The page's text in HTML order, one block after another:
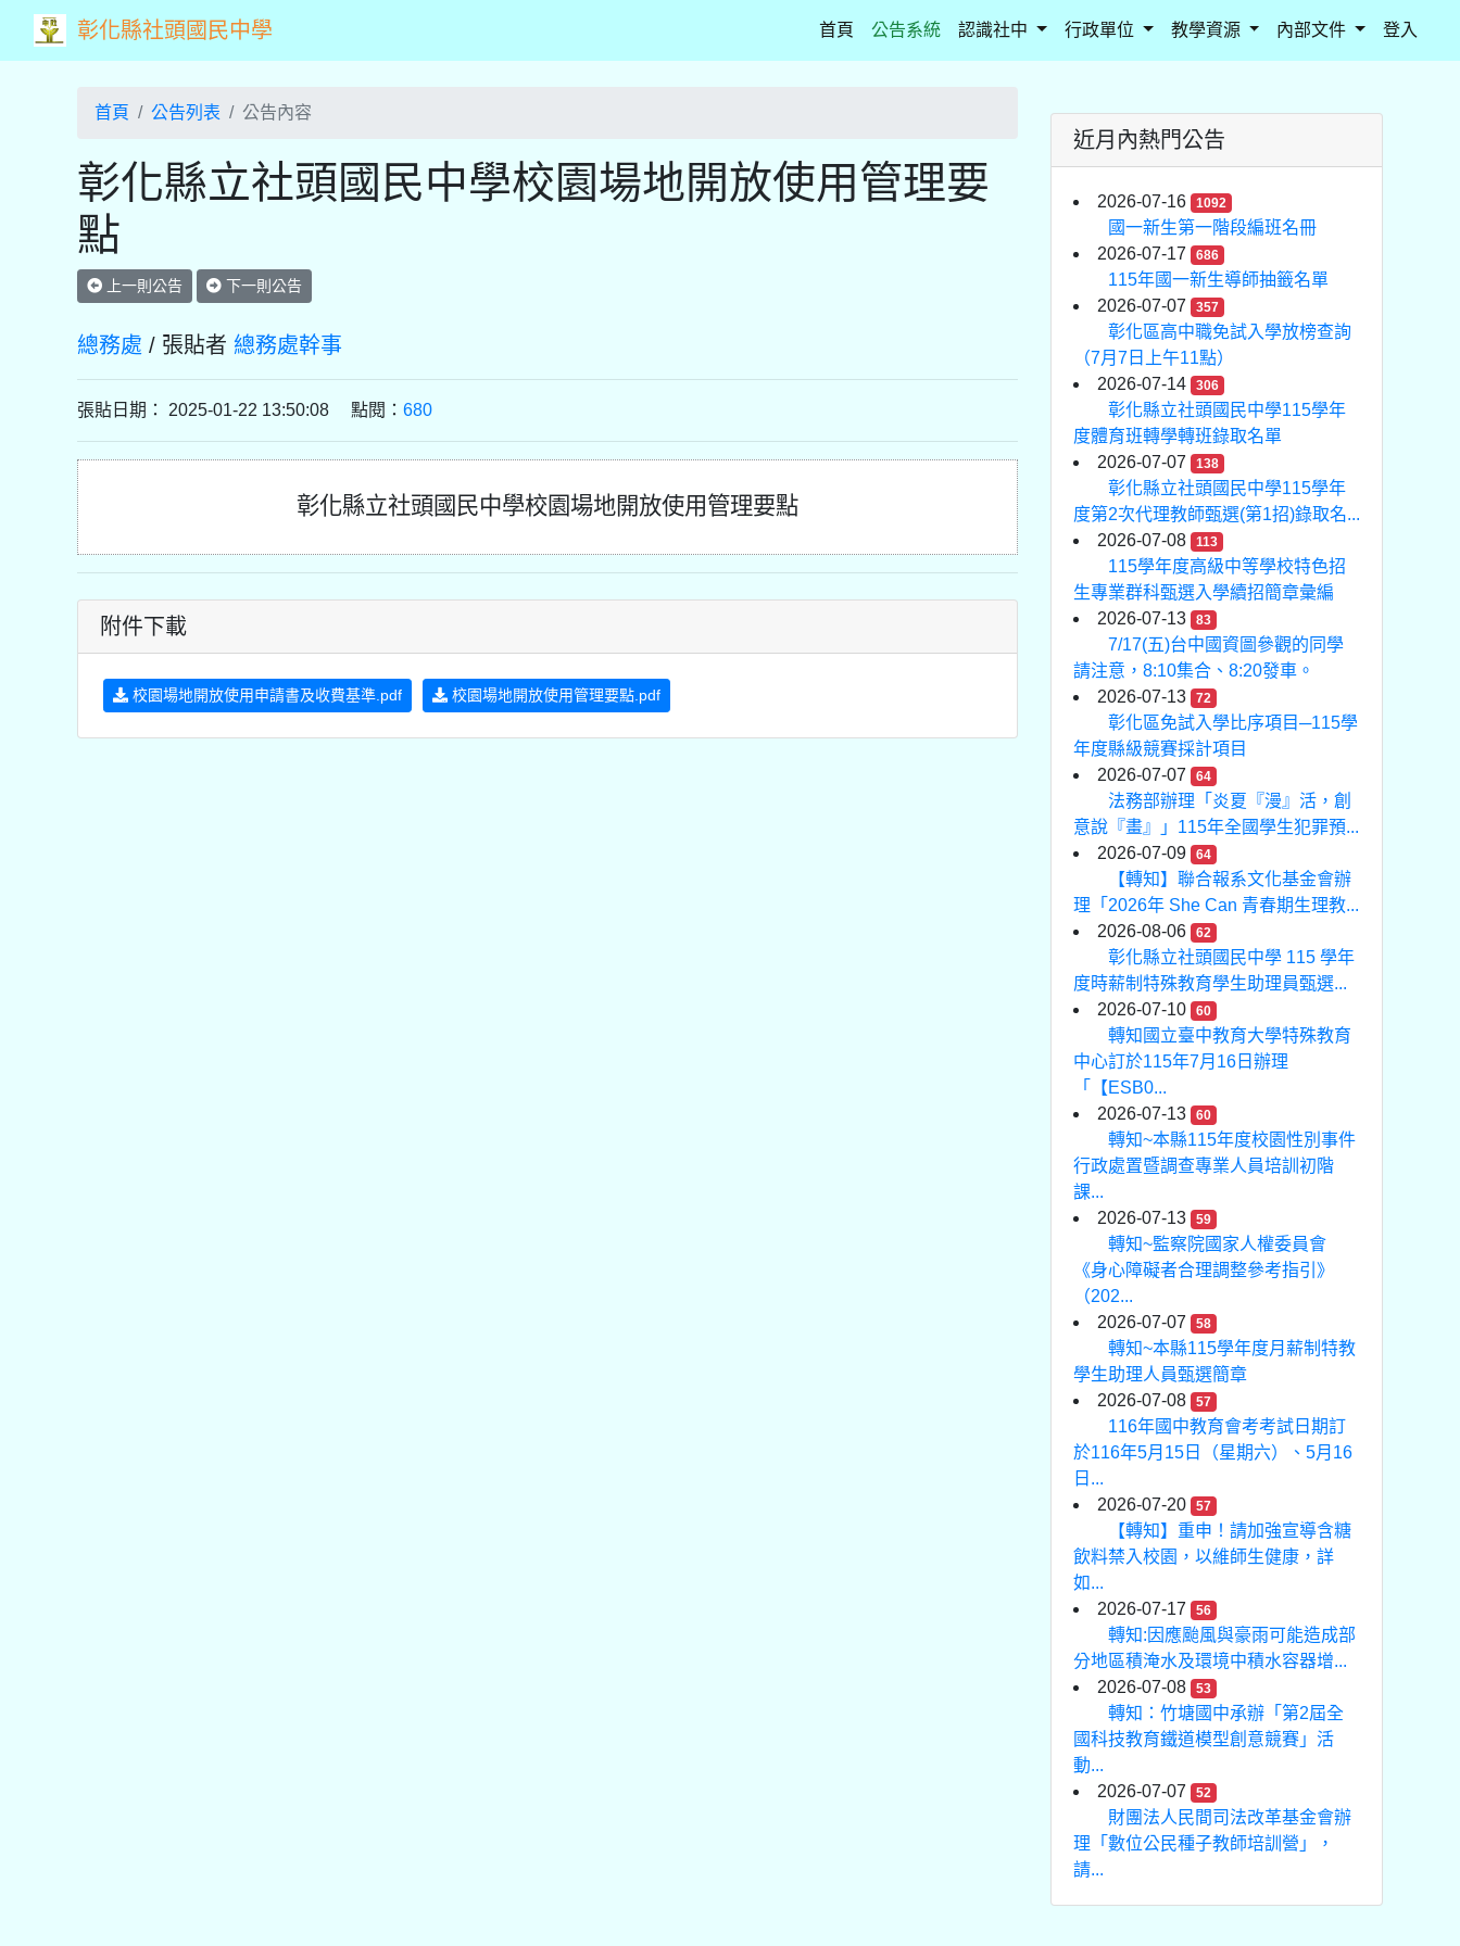
彰化縣社頭國民中學 首頁 (current)
公告系統 認識社中 行政單位 教學資源 內部文件 登入
首頁 公告列表 公告內容
彰化縣立社頭國民中學校園場地開放使用管理要
點
上一則公告 下一則公告
總務處 / 張貼者 總務處幹事
張貼日期： 2025-01-22 13:50:08 點閱： 680
彰化縣立社頭國民中學校園場地開放使用管理要點
附件下載
校園場地開放使用申請書及收費基準.pdf 校園場地開放使用管理要點.pdf
近月內熱門公告
2026-07-16 1092
國一新生第一階段編班名冊
2026-07-17
686
115年國一新生導師抽籤名單
2026-07-07
357
彰化區高中職免試入學放榜查詢
（7月7日上午11點）
2026-07-14
306
彰化縣立社頭國民中學115學年
度體育班轉學轉班錄取名單
2026-07-07
138
彰化縣立社頭國民中學115學年
度第2次代理教師甄選(第1招)錄取名...
2026-07-08
113
115學年度高級中等學校特色招
生專業群科甄選入學續招簡章彙編
2026-07-13
83
7/17(五)台中國資圖參觀的同學
請注意，8:10集合、8:20發車。
2026-07-13
72
彰化區免試入學比序項目─115學
年度縣級競賽採計項目
2026-07-07
64
法務部辦理「炎夏『漫』活，創
意說『畫』」115年全國學生犯罪預...
2026-07-09
64
【轉知】聯合報系文化基金會辦
理「2026年 She Can 青春期生理教...
2026-08-06
62
彰化縣立社頭國民中學 115 學年
度時薪制特殊教育學生助理員甄選...
2026-07-10
60
轉知國立臺中教育大學特殊教育
中心訂於115年7月16日辦理
「【ESB0...
2026-07-13
60
轉知~本縣115年度校園性別事件
行政處置暨調查專業人員培訓初階
課...
2026-07-13
59
轉知~監察院國家人權委員會
《身心障礙者合理調整參考指引》
（202...
2026-07-07
58
轉知~本縣115學年度月薪制特教
學生助理人員甄選簡章
2026-07-08
57
116年國中教育會考考試日期訂
於116年5月15日（星期六）、5月16
日...
2026-07-20
57
【轉知】重申！請加強宣導含糖
飲料禁入校園，以維師生健康，詳
如...
2026-07-17
56
轉知:因應颱風與豪雨可能造成部
分地區積淹水及環境中積水容器增...
2026-07-08
53
轉知：竹塘國中承辦「第2屆全
國科技教育鐵道模型創意競賽」活
動...
2026-07-07
52
財團法人民間司法改革基金會辦
理「數位公民種子教師培訓營」，
請...